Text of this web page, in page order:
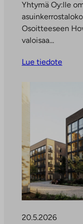
Yhtymä Oy:lle
Osoitteeseen
valoisaa…
Lue tiedote
20.5.2026